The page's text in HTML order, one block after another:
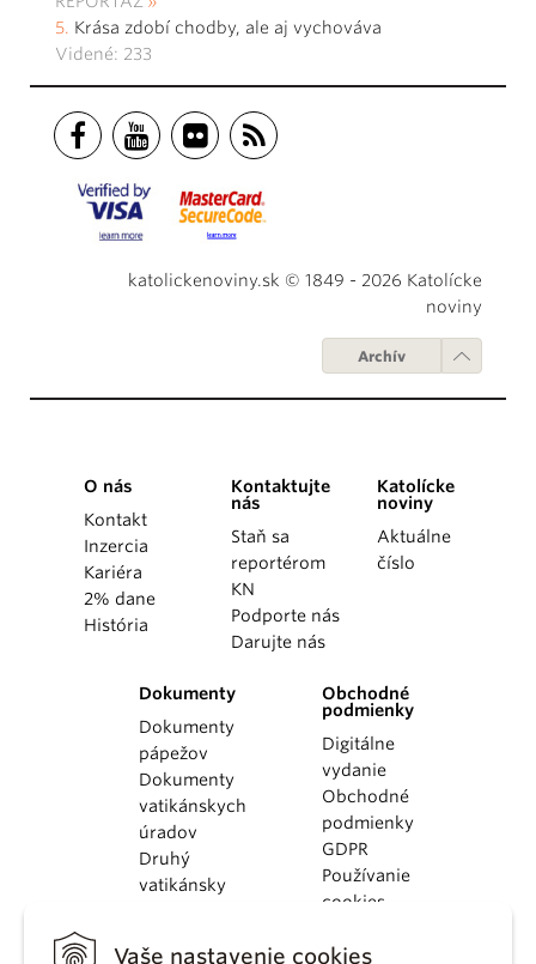
Vaše nastavenie cookies
Krása zdobí chodby, ale aj vychováva
Videné: 233
katolickenoviny.sk © 1849 - 2026 Katolícke
noviny
Archív
O nás
Kontakt
Inzercia
Kariéra
2% dane
História
Kontaktujte
nás
Staň sa
reportérom
KN
Podporte nás
Darujte nás
Katolícke
noviny
Aktuálne
číslo
Dokumenty
Dokumenty
pápežov
Dokumenty
vatikánskych
úradov
Druhý
vatikánsky
Obchodné
podmienky
Digitálne
vydanie
Obchodné
podmienky
GDPR
Používanie
cookies